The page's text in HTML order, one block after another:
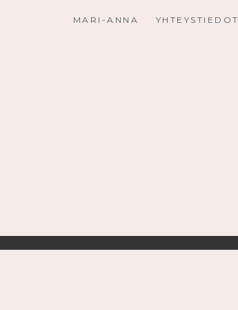
MARI-ANNA YHTEYSTIEDOT